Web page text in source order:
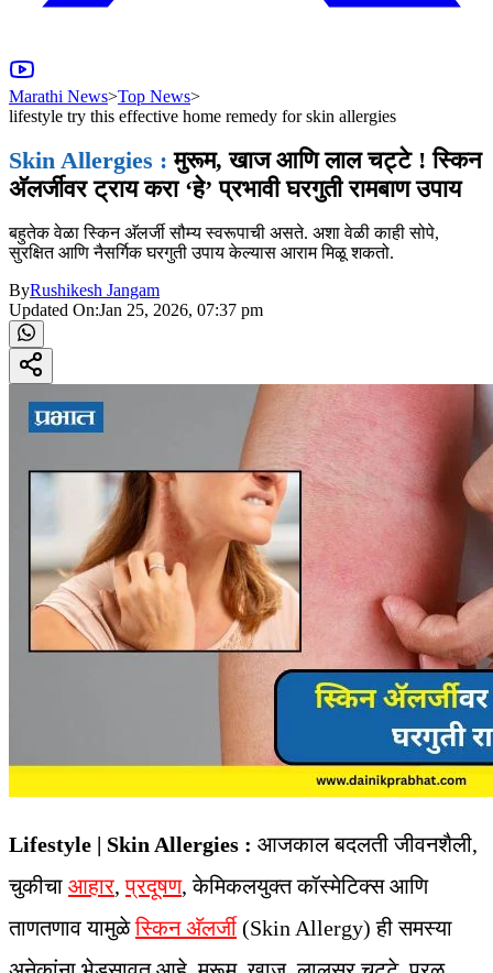
Marathi News>Top News>
lifestyle try this effective home remedy for skin allergies
Skin Allergies : मुरूम, खाज आणि लाल चट्टे ! स्किन
अ‍ॅलर्जीवर ट्राय करा ‘हे’ प्रभावी घरगुती रामबाण उपाय
बहुतेक वेळा स्किन अ‍ॅलर्जी सौम्य स्वरूपाची असते. अशा वेळी काही सोपे,
सुरक्षित आणि नैसर्गिक घरगुती उपाय केल्यास आराम मिळू शकतो.
ByRushikesh Jangam
Updated On:Jan 25, 2026, 07:37 pm
Lifestyle | Skin Allergies : आजकाल बदलती जीवनशैली,
चुकीचा आहार,प्रदूषण, केमिकलयुक्त कॉस्मेटिक्स आणि
ताणतणाव यामुळेस्किन अ‍ॅलर्जी (Skin Allergy) ही समस्या